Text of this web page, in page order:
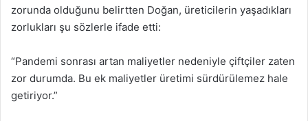
zorunda olduğunu belirtten Doğan, üreticilerin yaşadıkları
zorlukları şu sözlerle ifade etti:
“Pandemi sonrası artan maliyetler nedeniyle çiftçiler zaten
zor durumda. Bu ek maliyetler üretimi sürdürülemez hale
getiriyor.”